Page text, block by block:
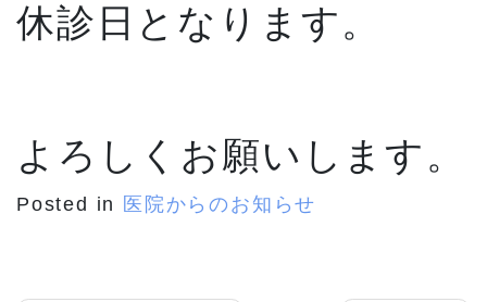
休診日となります。
よろしくお願いします。
Posted in 医院からのお知らせ